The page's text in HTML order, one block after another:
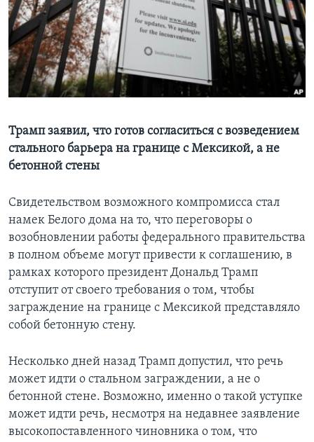
Learning English
СОЦИАЛЬНЫЕ СЕТИ
Языки
Трамп заявил, что готов согласиться с возведением
стального барьера на границе с Мексикой, а не
бетонной стены
Свидетельством возможного компромисса стал
намек Белого дома на то, что переговоры о
возобновлении работы федерального правительства
в полном объеме могут привести к соглашению, в
рамках которого президент Дональд Трамп
отступит от своего требования о том, чтобы
заграждение на границе с Мексикой представляло
собой бетонную стену.
Несколько дней назад Трамп допустил, что речь
может идти о стальном заграждении, а не о
бетонной стене. Возможно, именно о такой уступке
может идти речь, несмотря на недавнее заявление
высокопоставленного чиновника о том, что